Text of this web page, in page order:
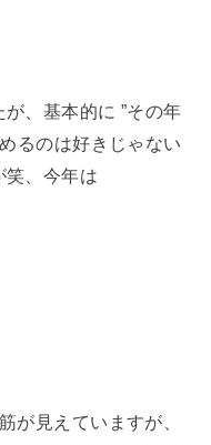
、基本的に ”その年
るのは好きじゃない
笑、今年は
が見えていますが、